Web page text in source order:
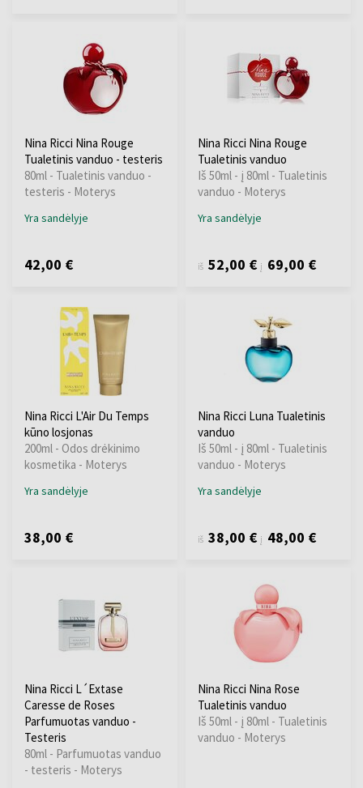
Nina Ricci Nina Rouge
Tualetinis vanduo - testeris
80ml - Tualetinis vanduo -
testeris - Moterys
Yra sandėlyje
42,00 €
Nina Ricci Nina Rouge
Tualetinis vanduo
Iš 50ml - į 80ml - Tualetinis
vanduo - Moterys
Yra sandėlyje
iš 52,00 € į 69,00 €
Nina Ricci L'Air Du Temps
kūno losjonas
200ml - Odos drėkinimo
kosmetika - Moterys
Yra sandėlyje
38,00 €
Nina Ricci Luna Tualetinis
vanduo
Iš 50ml - į 80ml - Tualetinis
vanduo - Moterys
Yra sandėlyje
iš 38,00 € į 48,00 €
Nina Ricci L´Extase
Caresse de Roses
Parfumuotas vanduo -
Testeris
80ml - Parfumuotas vanduo
- testeris - Moterys
Nina Ricci Nina Rose
Tualetinis vanduo
Iš 50ml - į 80ml - Tualetinis
vanduo - Moterys